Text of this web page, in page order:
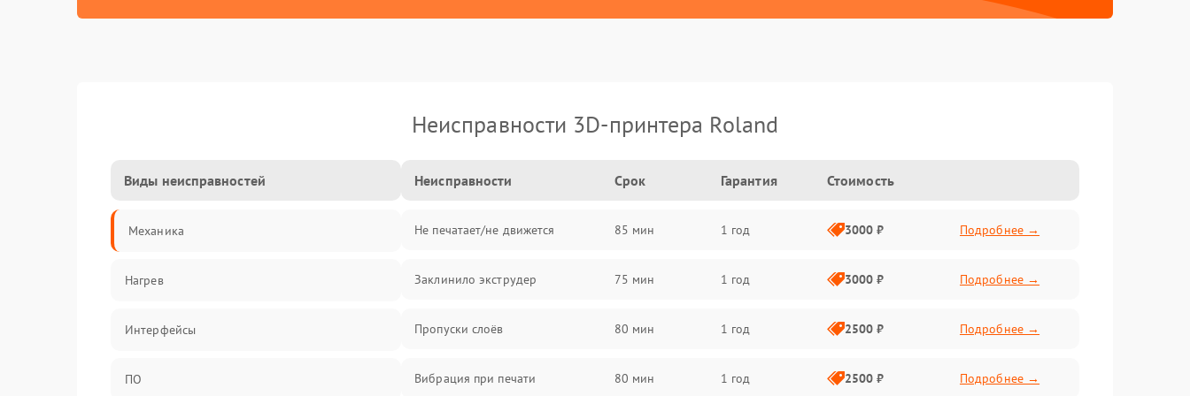
Неисправности 3D-принтера Roland
Виды неисправностей
Механика
Нагрев
Интерфейсы
ПО
Неисправности Срок Гарантия Стоимость
Не печатает/не движется 85 мин 1 год 3000 ₽ Подробнее →
Заклинило экструдер 75 мин 1 год 3000 ₽ Подробнее →
Пропуски слоёв 80 мин 1 год 2500 ₽ Подробнее →
Вибрация при печати 80 мин 1 год 2500 ₽ Подробнее →